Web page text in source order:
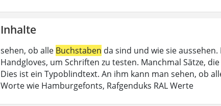
Inhalte
sehen, ob alle Buchstaben da sind und wie sie
Handgloves, um Schriften zu testen. Manchmal Sätze,
Dies ist ein Typoblindtext. An ihm kann man sehen, ob
Worte wie Hamburgefonts, Rafgenduks RAL Werte